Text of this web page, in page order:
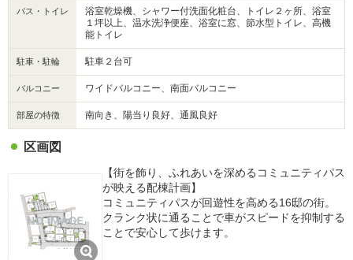
バス・トイレ
浴室乾燥機、シャワー付洗面化粧台、トイレ２ヶ所、浴室
１坪以上、温水洗浄便座、浴室に窓、節水型トイレ、高機
能トイレ
駐車・駐輪 駐車２台可
バルコニー ワイドバルコニー、南面バルコニー
部屋の特徴 南向き、陽当り良好、通風良好
区画図
【街を飾り、ふれあいを深めるコミュニティパス
が映える配棟計画】
コミュニティパスが回遊性を高める16邸の街。
クランク状に通ることで車がスピードを抑制する
ことで安心して歩けます。